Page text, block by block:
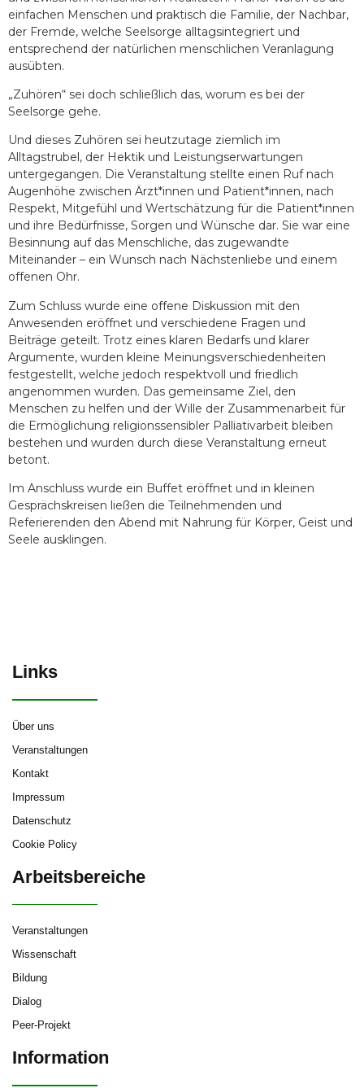
einfachen Menschen und praktisch die Familie, der Nachbar,
der Fremde, welche Seelsorge alltagsintegriert und
entsprechend der natürlichen menschlichen Veranlagung
ausübten.
„Zuhören“ sei doch schließlich das, worum es bei der
Seelsorge gehe.
Und dieses Zuhören sei heutzutage ziemlich im
Alltagstrubel, der Hektik und Leistungserwartungen
untergegangen. Die Veranstaltung stellte einen Ruf nach
Augenhöhe zwischen Ärzt*innen und Patient*innen, nach
Respekt, Mitgefühl und Wertschätzung für die Patient*innen
und ihre Bedürfnisse, Sorgen und Wünsche dar. Sie war eine
Besinnung auf das Menschliche, das zugewandte
Miteinander – ein Wunsch nach Nächstenliebe und einem
offenen Ohr.
Zum Schluss wurde eine offene Diskussion mit den
Anwesenden eröffnet und verschiedene Fragen und
Beiträge geteilt. Trotz eines klaren Bedarfs und klarer
Argumente, wurden kleine Meinungsverschiedenheiten
festgestellt, welche jedoch respektvoll und friedlich
angenommen wurden. Das gemeinsame Ziel, den
Menschen zu helfen und der Wille der Zusammenarbeit für
die Ermöglichung religionssensibler Palliativarbeit bleiben
bestehen und wurden durch diese Veranstaltung erneut
betont.
Im Anschluss wurde ein Buffet eröffnet und in kleinen
Gesprächskreisen ließen die Teilnehmenden und
Referierenden den Abend mit Nahrung für Körper, Geist und
Seele ausklingen.
Links
Über uns
Veranstaltungen
Kontakt
Impressum
Datenschutz
Cookie Policy
Arbeitsbereiche
Veranstaltungen
Wissenschaft
Bildung
Dialog
Peer-Projekt
Information